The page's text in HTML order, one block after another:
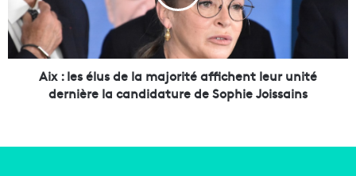
e
l
'
s
é
l
Aix : les élus de la majorité affichent leur unité
dernière la candidature de Sophie Joissains